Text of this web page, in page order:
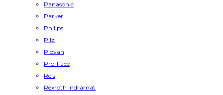
Panasonic
Parker
Philips
Pilz
Piovan
Pro-Face
Reis
Rexroth Indramat